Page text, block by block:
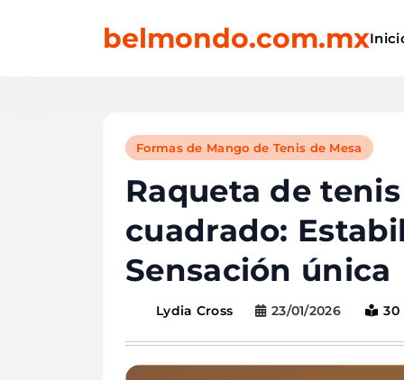
belmondo.com.mx
Formas de Mango de Tenis de Mesa
Raqueta de
cuadrado:
Sensación única
Lydia Cross 23/01/2026 30